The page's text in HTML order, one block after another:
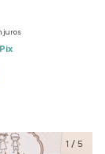
juros
Pix
1 / 5